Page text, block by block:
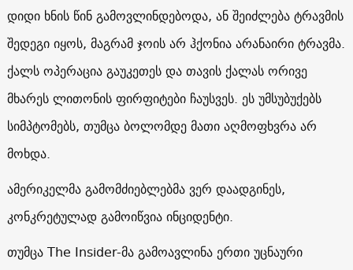
დიდი ხნის წინ გამოვლინდებოდა, ან შეიძლება ტრავმის
შედეგი იყოს, მაგრამ ჯოის არ ჰქონია არანაირი ტრავმა.
ქალს ოპერაცია გაუკეთეს და თავის ქალას ორივე
მხარეს ლითონის ფირფიტები ჩაუსვეს. ეს უმსუბუქებს
სიმპტომებს, თუმცა ბოლომდე მათი აღმოფხვრა არ
მოხდა.
ამერიკელმა გამომძიებლებმა ვერ დაადგინეს,
კონკრეტულად გამოიწვია ინციდენტი.
თუმცა The Insider-მა გამოავლინა ერთი უცნაური